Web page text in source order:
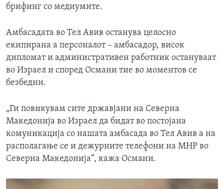
брифинг со медиумите.
Амбасадата во Тел Авив останува целосно
екипирана а персоналот – амбасадор, висок
дипломат и административен работник остануваат
во Израел и според Османи тие во моментов се
безбедни.
„Ги повикувам сите државјани на Северна
Македонија во Израел да бидат во постојана
комуникација со нашата амбасада во Тел Авив а на
располагање се и дежурните телефони на МНР во
Северна Македонија“, кажа Османи.